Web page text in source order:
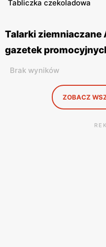
Tabliczka czekoladowa
Talarki
gazetek
Brak wyników
ZOBACZ